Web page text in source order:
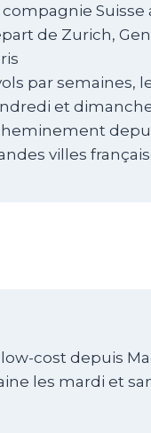
compagnie Suisse
de Zurich,
par semaines,
et
villes
cost depuis
les mardi et